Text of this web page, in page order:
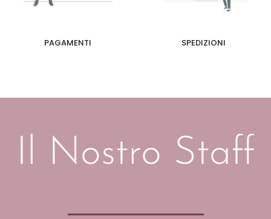
PAGAMENTI SPEDIZIONI
Il Nostro Staff